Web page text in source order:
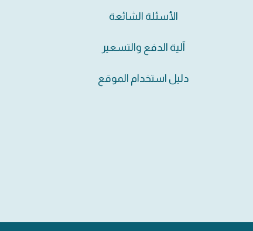
الأسئلة الشائعة
آلية الدفع والتسعير
دليل استخدام الموقع